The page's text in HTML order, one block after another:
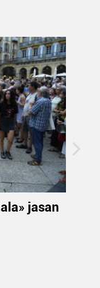
jasan